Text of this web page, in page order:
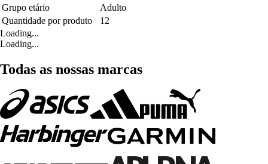
Grupo etário
Adulto
Quantidade por produto
12
Loading...
Loading...
Todas as nossas marcas